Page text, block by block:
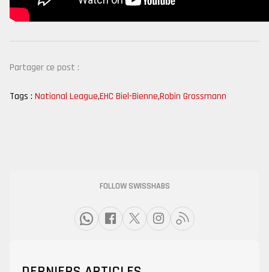
Partager ce post :
Tags : National League,EHC Biel-Bienne,Robin Grossmann
FOLLOW SWISSHABS